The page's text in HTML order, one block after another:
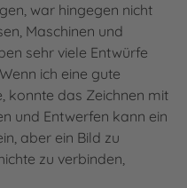
war hingegen nicht
Maschinen und
sehr viele Entwürfe
ich eine gute
konnte das Zeichnen mit
und Entwerfen kann ein
aber ein Bild zu
zu verbinden,